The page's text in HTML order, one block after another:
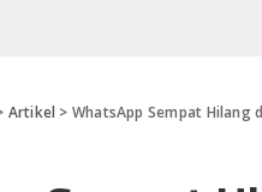
Artikel > WhatsApp Sempat Hilang